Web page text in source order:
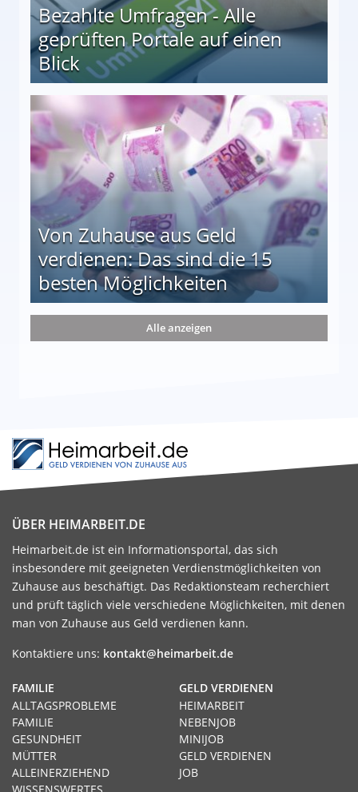
Bezahlte Umfragen - Alle
geprüften Portale auf einen
Blick
auf einen Blick
Von Zuhause aus Geld
verdienen: Das sind die 15
besten Möglichkeiten
die 15 besten Möglichkeiten
Alle anzeigen
ÜBER HEIMARBEIT.DE
Heimarbeit.de ist ein Informationsportal, das sich
insbesondere mit geeigneten Verdienstmöglichkeiten von
Zuhause aus beschäftigt. Das Redaktionsteam recherchiert
und prüft täglich viele verschiedene Möglichkeiten, mit denen
man von Zuhause aus Geld verdienen kann.
Kontaktiere uns: kontakt@heimarbeit.de
GELD VERDIENEN
HEIMARBEIT
NEBENJOB
MINIJOB
GELD VERDIENEN
JOB
FAMILIE
ALLTAGSPROBLEME
FAMILIE
GESUNDHEIT
MÜTTER
ALLEINERZIEHEND
WISSENSWERTES